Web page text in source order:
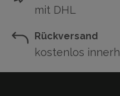
mit DHL
Rückversand
kostenlos